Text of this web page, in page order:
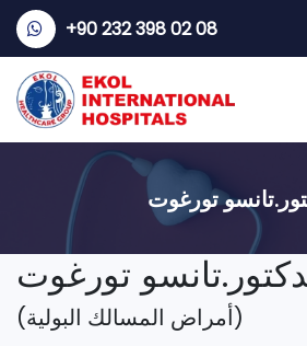
+90 232 398 02 08
تورغوت
تورغوت
(أمراض المسالك البولية)